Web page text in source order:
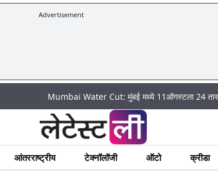
Advertisement
Mumbai Water Cut: मुंबई मध्ये 11ऑगस्टला 24
आंतरराष्ट्रीय टेक्नॉलॉजी ऑटो क्रीडा